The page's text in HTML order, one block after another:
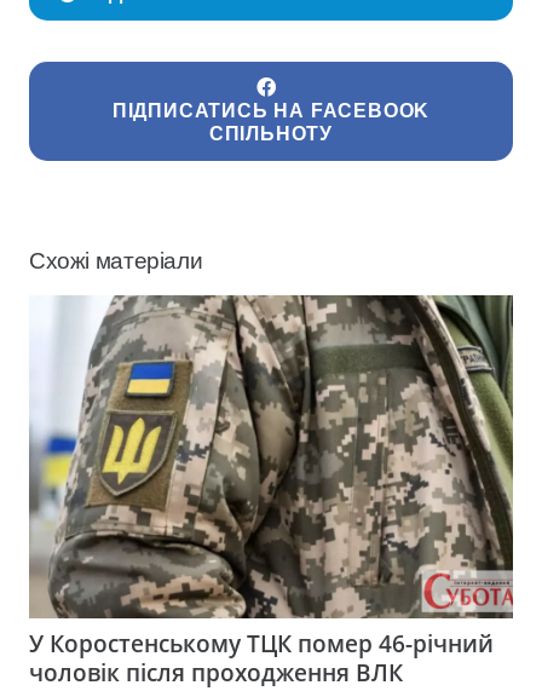
ПІДПИСАТИСЬ НА FACEBOOK
СПІЛЬНОТУ
Схожі матеріали
У Коростенському ТЦК помер 46-річний
чоловік після проходження ВЛК